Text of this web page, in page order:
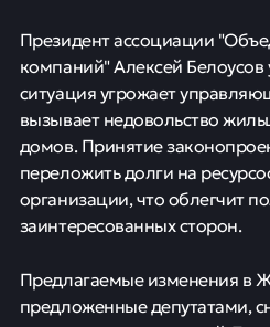
Президент ассоциации
компаний" Алексей Белоусов
ситуация угрожает
вызывает недовольство
домов. Принятие
переложить долги на
организации, что облегчит
заинтересованных сторон.
Предлагаемые изменения в
предложенные депутатами,